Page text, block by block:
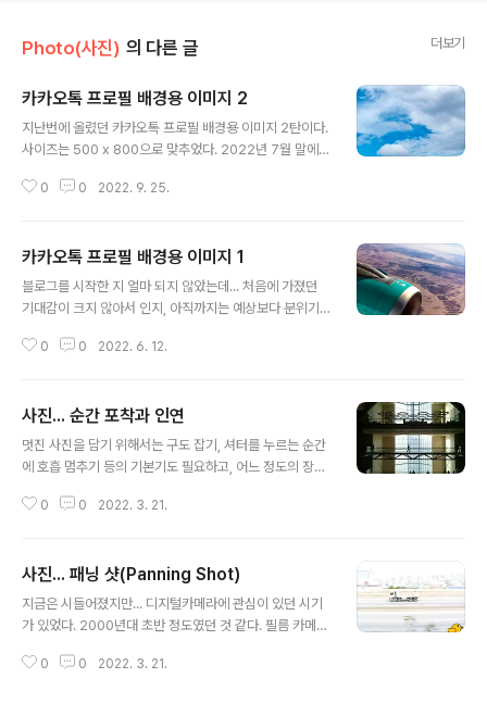
Photo(사진) 의 다른 글 더보기
카카오톡 프로필 배경용 이미지 2
지난번에 올렸던 카카오톡 프로필 배경용 이미지 2탄이다.
사이즈는 500 x 800으로 맞추었다. 2022년 7월 말에서
제주도에 도착한 다음 날부터 제주도는 제5호 태풍 '송
겪어야만 했지만... 가끔 해가 날 때는 정말 투명하고 청량
감을 느낄 수 있는 하늘을 볼 수 있었다. 중간에 더 멋진...
저절로 감탄을 자아내는 풍경도 있었지만, 차량으로 이동
니 제대로 담지 못한 아쉬움이 있다. 파란 하늘과 하얀 구
0 0 2022. 9. 25.
카카오톡 프로필 배경용 이미지 1
블로그를 시작한 지 얼마 되지 않았는데... 처음에 가졌던
기대감이 크지 않아서 인지, 아직까지는 예상보다 분위기
오톡 프로필 배경으로 사용할 수 있는 이미지를 만들어 보
일을 추가했습니다. 다운로드하여 사용하는 것은 자유이
나, 재배포나 이를 이용하여 다른 무언가를 만드는 것은 금
합니다. 사우디아라비아의 아시르지역(Asir Provision)
위주의 다른 곳들과는 달리 산악과 고원이 많고... 경관뿐
0 0 2022. 6. 12.
사진... 순간 포착과 인연
멋진 사진을 담기 위해서는 구도 잡기, 셔터를 누르는 순간
에 호흡 멈추기 등의 기본기도 필요하고, 어느 정도의 장비
요한 요소들이 있다고 생각한다. 그렇게 생각하는 이유는...
는 비중을 무시할 수 없기 때문이다. 위의 사진은, 2016년
4월 8일 오후 2시 40분경... 택시를 타고 카타르 이슬람
예술 박물관을 가는 길에 담은 것이다. 마침 그 순간에 오픈
관과 근사하게 어울어지는 모습이 연출되었다. 위의 사진
0 0 2022. 3. 21.
사진... 패닝 샷(Panning Shot)
지금은 시들어졌지만... 디지털카메라에 관심이 있던 시기
가 있었다. 2000년대 초반 정도였던 것 같다. 필름 카메라
는데, 디지털카메라는 그러한 한계 없이 마음(?) 껏 시도를
0 0 2022. 3. 21.